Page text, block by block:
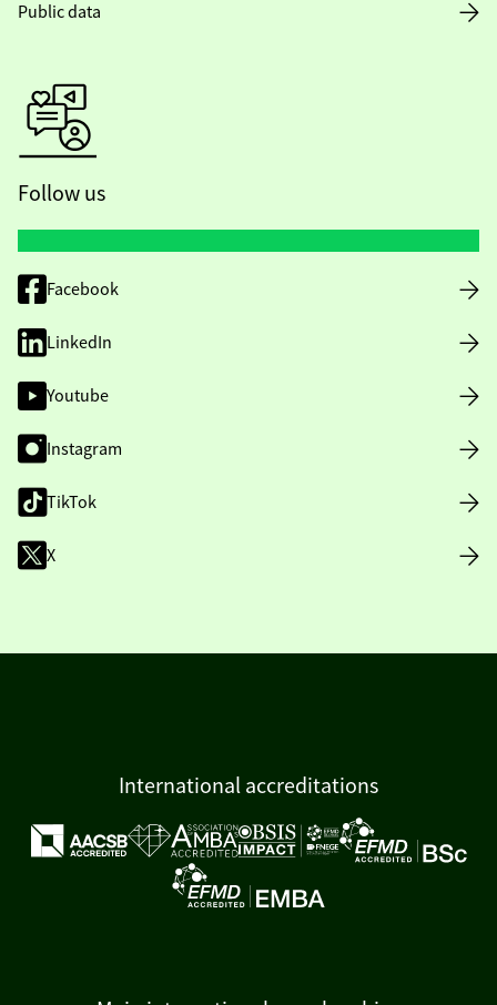
Public data
Follow us
Facebook
LinkedIn
Youtube
Instagram
TikTok
X
International accreditations